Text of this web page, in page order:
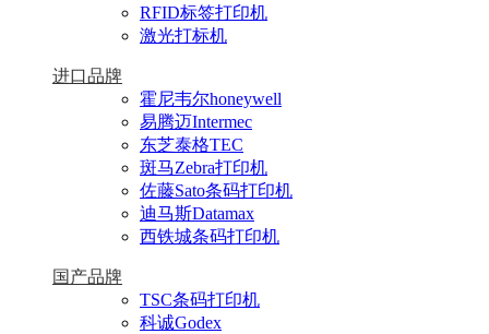
RFID标签打印机
激光打标机
进口品牌
霍尼韦尔honeywell
易腾迈Intermec
东芝泰格TEC
斑马Zebra打印机
佐藤Sato条码打印机
迪马斯Datamax
西铁城条码打印机
国产品牌
TSC条码打印机
科诚Godex